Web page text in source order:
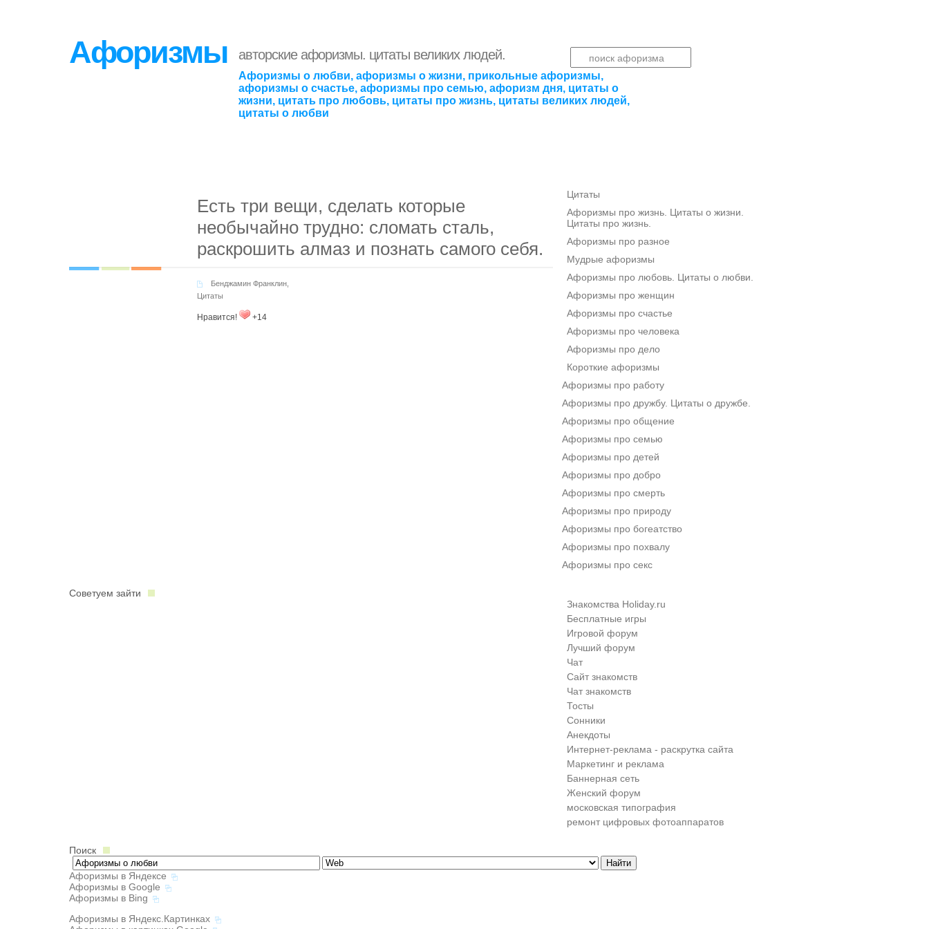
Афоризмы авторские афоризмы. цитаты великих людей.
Афоризмы о любви, афоризмы о жизни, прикольные афоризмы,
афоризмы о счастье, афоризмы про семью, афоризм дня, цитаты о
жизни, цитать про любовь, цитаты про жизнь, цитаты великих людей,
цитаты о любви
Есть три вещи, сделать которые
необычайно трудно: сломать сталь,
раскрошить алмаз и познать самого себя.
Бенджамин Франклин
Цитаты
Нравится! +14
Цитаты
Афоризмы про жизнь. Цитаты о жизни.
Цитаты про жизнь.
Афоризмы про разное
Мудрые афоризмы
Афоризмы про любовь. Цитаты о любви.
Афоризмы про женщин
Афоризмы про счастье
Афоризмы про человека
Афоризмы про дело
Короткие афоризмы
Афоризмы про работу
Афоризмы про дружбу. Цитаты о дружбе.
Афоризмы про общение
Афоризмы про семью
Афоризмы про детей
Афоризмы про добро
Афоризмы про смерть
Афоризмы про природу
Афоризмы про богеатство
Афоризмы про похвалу
Афоризмы про секс
Советуем зайти
Знакомства Holiday.ru
Бесплатные игры
Игровой форум
Лучший форум
Чат
Сайт знакомств
Чат знакомств
Тосты
Сонники
Анекдоты
Интернет-реклама - раскрутка сайта
Маркетинг и реклама
Баннерная сеть
Женский форум
московская типография
ремонт цифровых фотоаппаратов
Поиск
Афоризмы в Яндексе
Афоризмы в Google
Афоризмы в Bing
Афоризмы в Яндекс.Картинках